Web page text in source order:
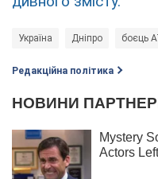
Україна Дніпро боєць
Редакційна політика